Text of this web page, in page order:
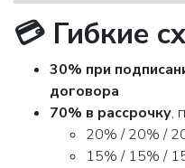
💳 Гибкие
30% при
договора
70% в рассрочку,
20% / 20% /
15% / 15% /